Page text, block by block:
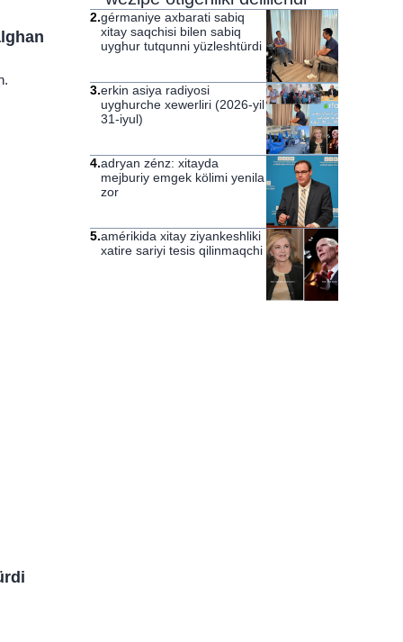
2.gérmaniye axbarati sabiq
xitay saqchisi bilen sabiq
uyghur tutqunni yüzleshtürdi
3.erkin asiya radiyosi
uyghurche xewerliri (2026-yil
31-iyul)
4.adryan zénz: xitayda
mejburiy emgek kölimi yenila
zor
5.amérikida xitay ziyankeshliki
xatire sariyi tesis qilinmaqchi